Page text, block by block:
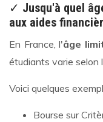
✓ Jusqu'à quel
aux aides
En France, l'âge
étudiants varie selon
Voici quelques
Bourse sur